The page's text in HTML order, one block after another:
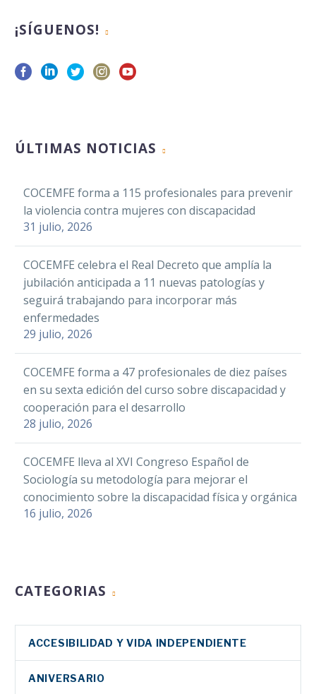
¡SÍGUENOS!
ÚLTIMAS NOTICIAS
COCEMFE forma a 115 profesionales para prevenir
la violencia contra mujeres con discapacidad
31 julio, 2026
COCEMFE celebra el Real Decreto que amplía la
jubilación anticipada a 11 nuevas patologías y
seguirá trabajando para incorporar más
enfermedades
29 julio, 2026
COCEMFE forma a 47 profesionales de diez países
en su sexta edición del curso sobre discapacidad y
cooperación para el desarrollo
28 julio, 2026
COCEMFE lleva al XVI Congreso Español de
Sociología su metodología para mejorar el
conocimiento sobre la discapacidad física y orgánica
16 julio, 2026
CATEGORIAS
ACCESIBILIDAD Y VIDA INDEPENDIENTE
ANIVERSARIO